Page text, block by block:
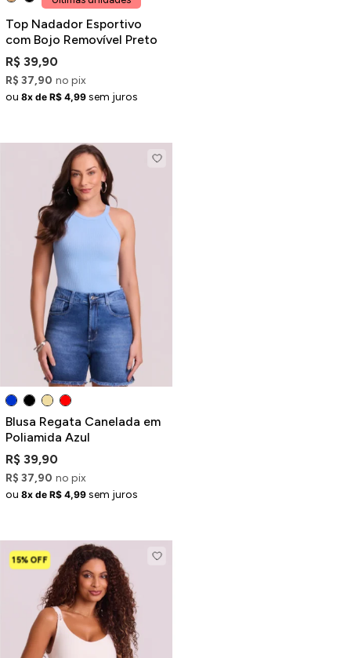
Top Nadador Esportivo
com Bojo Removível Preto
R$ 39,90
R$ 37,90 no pix
ou 8x de R$ 4,99 sem juros
Blusa Regata Canelada em
Poliamida Azul
R$ 39,90
R$ 37,90 no pix
ou 8x de R$ 4,99 sem juros
15% OFF